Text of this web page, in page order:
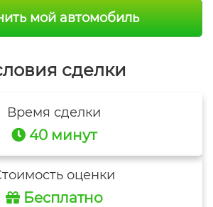
мой автомобиль
сделки
Время сделки
40 минут
оценки
Бесплатно